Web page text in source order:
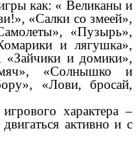
как: « Великаны и
«Салки со змеей»,
«Пузырь»,
и лягушка»,
и домики»,
«Солнышко и
«Лови, бросай,
характера –
активно и с